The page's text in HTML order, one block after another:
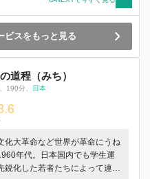
ビスをもっと見る
道程（みち）
190分
日本
化大革命など世界が革命にうね
年代。日本国内でも学生運
鋭化した若者たちによって連合